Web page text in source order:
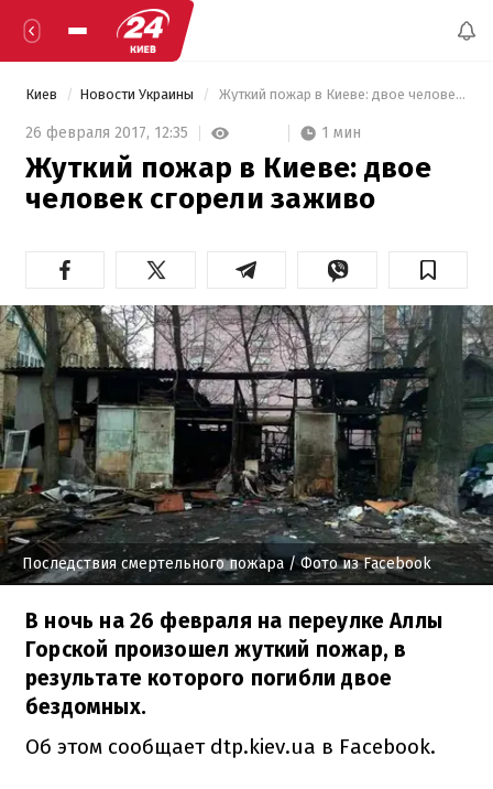
Киев Новости Украины Жуткий пожар в Киеве: двое человек сгорели заживо
26 февраля 2017, 12:35 1 мин
Жуткий пожар в Киеве: двое
человек сгорели заживо
Последствия смертельного пожара/ Фото из Facebook
В ночь на 26 февраля на переулке Аллы
Горской произошел жуткий пожар, в
результате которого погибли двое
бездомных.
Об этом сообщает dtp.kiev.ua в Facebook.